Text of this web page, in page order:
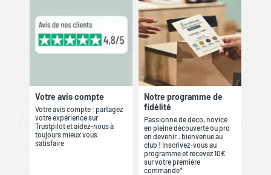
Votre avis compte
Votre avis compte : partagez
votre expérience sur
Trustpilot et aidez-nous à
toujours mieux vous
satisfaire.
Notre programme de
fidélité
Passionné de déco, novice
en pleine découverte ou pro
en devenir : bienvenue au
club ! Inscrivez-vous au
programme et recevez 10€
sur votre première
commande*